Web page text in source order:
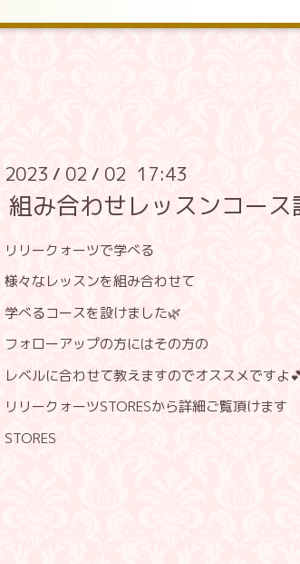
2023 / 02 / 02 17:43
組み合わせレッスンコース
リリークォーツで学べる
様々なレッスンを組み合わせて
学べるコースを設けました🌿
フォローアップの方にはその方の
レベルに合わせて教えますのでオススメですよ
リリークォーツSTORESから詳細ご覧頂けます
STORES